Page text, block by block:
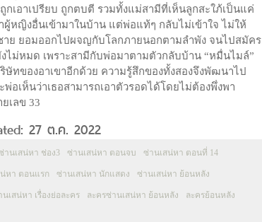
เอาเปรียบ ถูกตบตี รวมทั้งแม่สามีที่เห็นลูกสะใภ้เป็นแค่
หญิงอื่นเข้ามาในบ้าน แต่พ่อแท้ๆ กลับไม่เข้าใจ ไม่ให้
าย ยอมออกไปผจญกับโลกภายนอกตามลำพัง จนไปสมัคร
ไม่หมด เพราะสามีกับพ่อมาตามตัวกลับบ้าน “หมื่นไมล์”
ษัทของอาเขาอีกด้วย ความรู้สึกของทั้งสองจึงพัฒนาไป
เห็นว่าเธอสามารถเอาตัวรอดได้โดยไม่ต้องพึ่งพา
เลข 33
27 ต.ค. 2022
านเสน่หา ช่อง3 ซ่านเสน่หา ตอนจบ ซ่านเสน่หา ตอนที่ 14
หา ตอนแรก ซ่านเสน่หา นักแสดง ซ่านเสน่หา ย้อนหลัง
นเสน่หา เรื่องย่อละคร ละครซ่านเสน่หา ย้อนหลัง ละครย้อนหลัง